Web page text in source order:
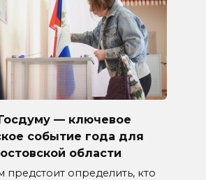
— ключевое
событие года для
области
предстоит определить, кто